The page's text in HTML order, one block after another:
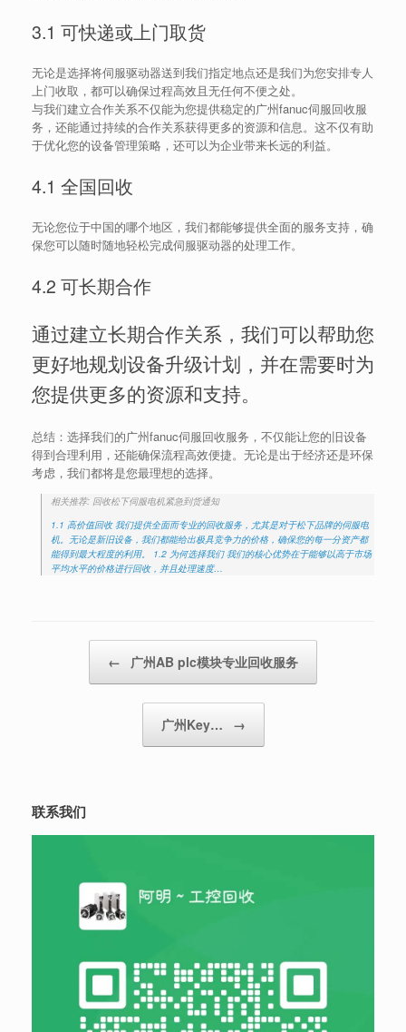
3.1 可快递或上门取货
无论是选择将伺服驱动器送到我们指定地点还是我们为您安排专人
上门收取，都可以确保过程高效且无任何不便之处。
与我们建立合作关系不仅能为您提供稳定的广州fanuc伺服回收服
务，还能通过持续的合作关系获得更多的资源和信息。这不仅有助
于优化您的设备管理策略，还可以为企业带来长远的利益。
4.1 全国回收
无论您位于中国的哪个地区，我们都能够提供全面的服务支持，确
保您可以随时随地轻松完成伺服驱动器的处理工作。
4.2 可长期合作
通过建立长期合作关系，我们可以帮助您
更好地规划设备升级计划，并在需要时为
您提供更多的资源和支持。
总结：选择我们的广州fanuc伺服回收服务，不仅能让您的旧设备
得到合理利用，还能确保流程高效便捷。无论是出于经济还是环保
考虑，我们都将是您最理想的选择。
相关推荐: 回收松下伺服电机紧急到货通知
1.1 高价值回收 我们提供全面而专业的回收服务，尤其是对于松下品牌的伺服电
机。无论是新旧设备，我们都能给出极具竞争力的价格，确保您的每一分资产都
能得到最大程度的利用。 1.2 为何选择我们 我们的核心优势在于能够以高于市场
平均水平的价格进行回收，并且处理速度…
← 广州AB plc模块专业回收服务
广州Key… →
联系我们